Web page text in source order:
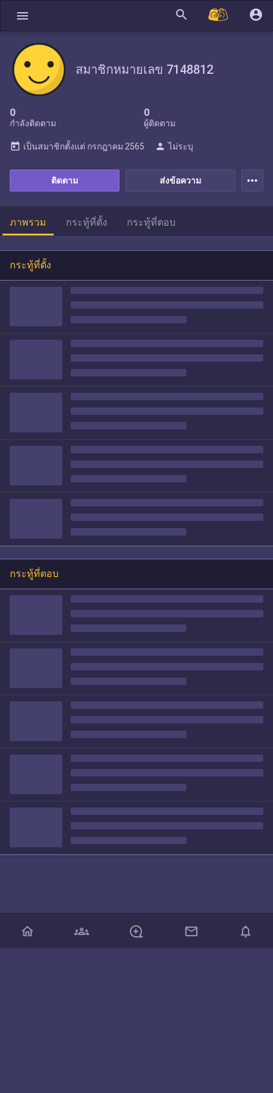
menu search account_circle
สมาชิกหมายเลข 7148812
0
กำลังติดตาม
0
ผู้ติดตาม
ส่งข้อความ
ติดตาม
today เป็นสมาชิกตั้งแต่ กรกฎาคม 2565 person ไม่ระบุ
more_horiz
ภาพรวม กระทู้ที่ตั้ง กระทู้ที่ตอบ
กระทู้ที่ตั้ง
กระทู้ที่ตอบ